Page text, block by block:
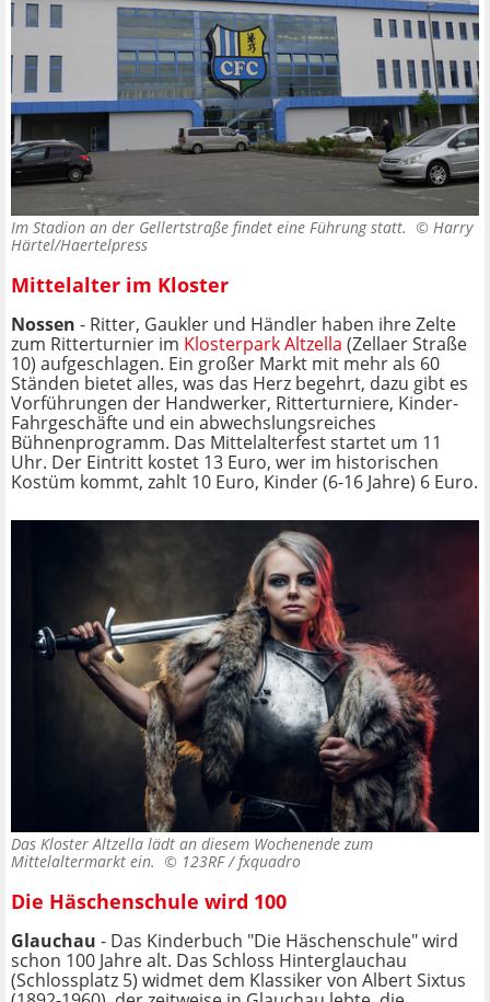
Im Stadion an der Gellertstraße findet eine Führung statt. © Harry
Härtel/Haertelpress
Mittelalter im Kloster
Nossen - Ritter, Gaukler und Händler haben ihre Zelte
zum Ritterturnier im Klosterpark Altzella (Zellaer Straße
10) aufgeschlagen. Ein großer Markt mit mehr als 60
Ständen bietet alles, was das Herz begehrt, dazu gibt es
Vorführungen der Handwerker, Ritterturniere, Kinder-
Fahrgeschäfte und ein abwechslungsreiches
Bühnenprogramm. Das Mittelalterfest startet um 11
Uhr. Der Eintritt kostet 13 Euro, wer im historischen
Kostüm kommt, zahlt 10 Euro, Kinder (6-16 Jahre) 6 Euro.
Das Kloster Altzella lädt an diesem Wochenende zum
Mittelaltermarkt ein. © 123RF / fxquadro
Die Häschenschule wird 100
Glauchau - Das Kinderbuch "Die Häschenschule" wird
schon 100 Jahre alt. Das Schloss Hinterglauchau
(Schlossplatz 5) widmet dem Klassiker von Albert Sixtus